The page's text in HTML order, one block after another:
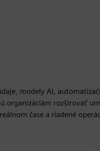
modely AI,
organizáciám rozširovať
čase a riadené